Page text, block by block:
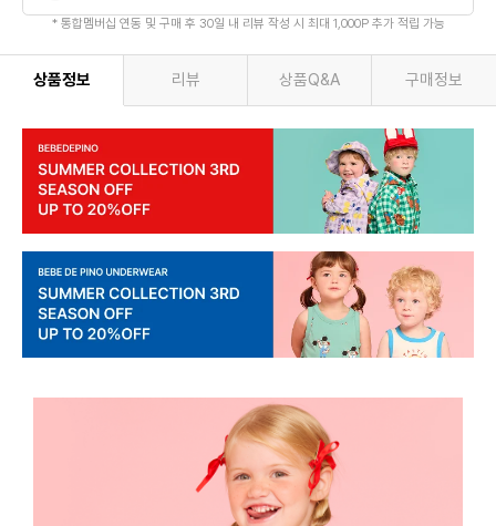
* 통합멤버십 연동 및 구매 후 30일 내 리뷰 작성 시 최대 1,000P 추가 적립 가능
상품정보 리뷰 상품Q&A 구매정보